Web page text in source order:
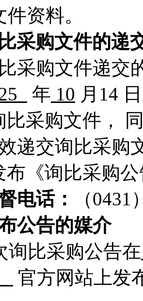
资料。
采购文件的递
采购文件递交
年 10 月14
比采购文件，
递交询比采购
布《询比采购
电话：
（0431
公告的媒介
询比采购公告在
官方网站上发